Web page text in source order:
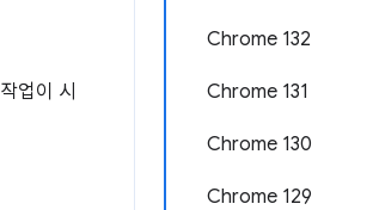
Chrome 132
Chrome 131
Chrome 130
Chrome 129
업이 시